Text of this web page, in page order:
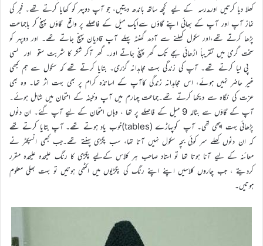
کھلا دیا کرتیں اورمدرسہ کے لیے کچھ ساتھ باندھ دیتیں، جو آپ دوپہر کو کھایا کرتے تھے۔ فجر کی
نماز آپ اور آپ کے بھائی اپنے گاؤں سےایک میل کے فاصلے پر واقع گاؤں پہنچ کر باجماعت
پڑھا کرتے تھے،اور سکول کھلنے سے آدھ گھنٹہ پہلے آپ قادیان پہنچ جاتے تھے۔ اور دوپہر کو
سخت گرمی میں تقریباً اڑھائی بجے تک گھر پہنچ جاتے اور۔ گھر آکر شکر کا شربت ستو اور لسی
پی لیا کرتے تھے۔ آپ کی زندگی بہت مجاہدانہ گزری۔ بتایا کرتے تھے کہ سکول سے ہم کبھی
غیر حاضر نہیں ہوئے، اس مجاہدانہ زندگی کاآپ کے اساتذہ کرام پر بھی بہت اثر تھا۔ وہ بھی
عزت کی نگاہ سے دیکھا کرتے تھے۔جماعت چہارم میں آپ وظیفہ کے امتحان میں شامل ہوئے۔
آپ کے گاؤں سے بٹالہ 9 میل کے فاصلے پر تھا ، وہاں امتحان کے لیے آپ گئے۔ ان دنوں
پڑھائی بہت اچھی تھی۔ آپ کوپہاڑے (tables)خوب یاد ہوتے تھے۔ آپ بتایا کرتے تھے
کہ ان دنوں کھلے سر کوئی بچہ سکول نہیں آتا تھا، سب پگڑی پہنتے تھے۔جب کبھی انسپکٹر نے
معائنہ کے لیے آنا ہوتا تھا تو استاد صاحب ہر کلاس کےلیے پگڑی کا رنگ علیحدہ علیحدہ مقرر
کردیتے ، جب چاروں کلاسیں اپنے اپنے رنگ کی پگڑیوں میں اکٹھی ہوتیں تو بہت بھلی معلوم
ہوتیں۔